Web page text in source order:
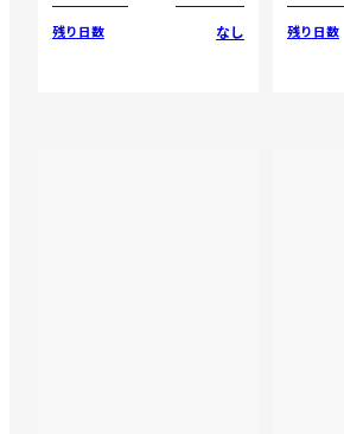
残り日数 なし 残り日数